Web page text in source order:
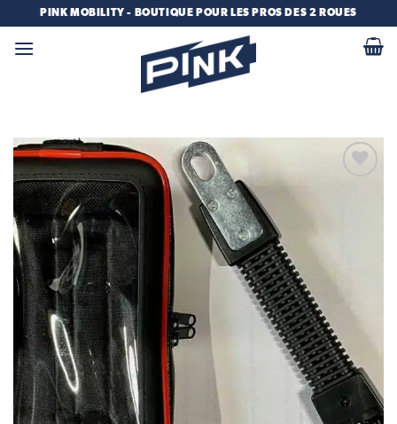
contenu
PINK MOBILITY - BOUTIQUE POUR LES PROS DES 2 ROUES